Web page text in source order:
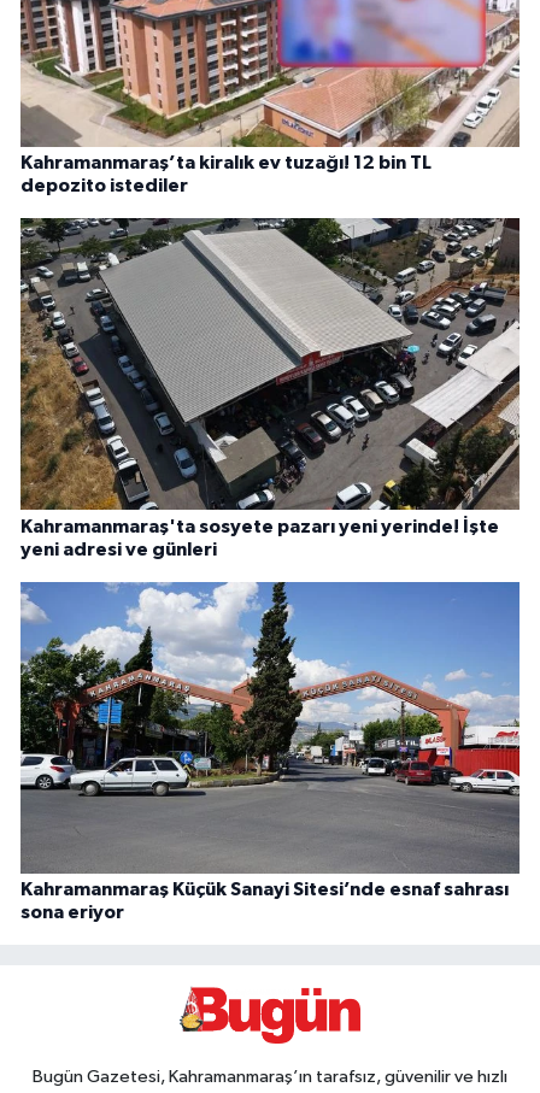
Kahramanmaraş’ta kiralık ev tuzağı! 12 bin TL
depozito istediler
Kahramanmaraş'ta sosyete pazarı yeni yerinde! İşte
yeni adresi ve günleri
Kahramanmaraş Küçük Sanayi Sitesi’nde esnaf sahrası
sona eriyor
Bugün Gazetesi, Kahramanmaraş’ın tarafsız, güvenilir ve hızlı